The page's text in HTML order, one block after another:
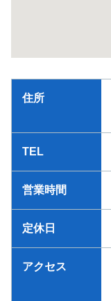
住所
TEL
営業時間
定休日
アクセス